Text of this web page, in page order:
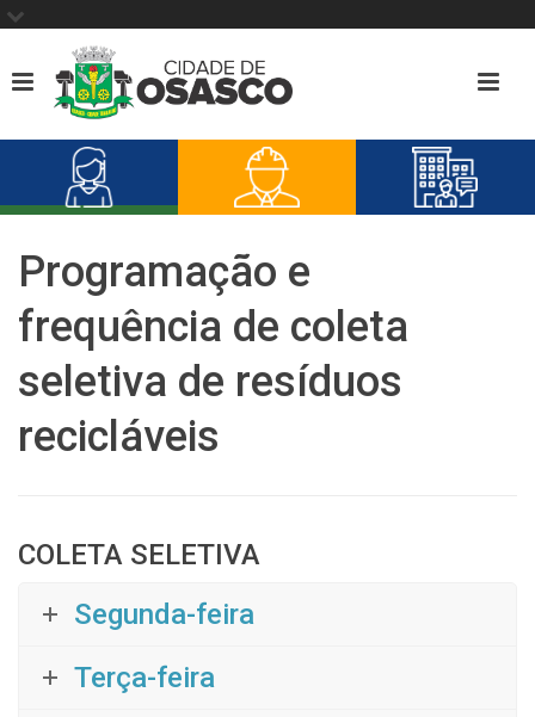
Programação e
frequência de coleta
seletiva de resíduos
recicláveis
COLETA SELETIVA
Segunda-feira
Terça-feira